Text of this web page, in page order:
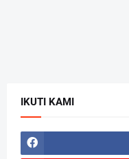
IKUTI KAMI